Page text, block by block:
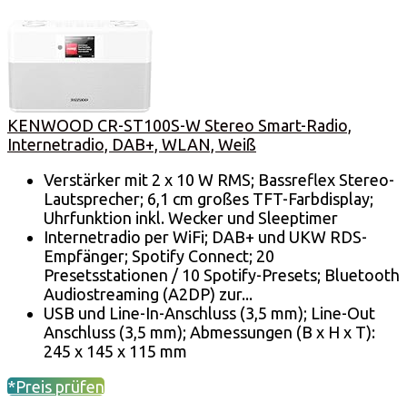
KENWOOD CR-ST100S-W Stereo Smart-Radio,
Internetradio, DAB+, WLAN, Weiß
Verstärker mit 2 x 10 W RMS; Bassreflex Stereo-
Lautsprecher; 6,1 cm großes TFT-Farbdisplay;
Uhrfunktion inkl. Wecker und Sleeptimer
Internetradio per WiFi; DAB+ und UKW RDS-
Empfänger; Spotify Connect; 20
Presetsstationen / 10 Spotify-Presets; Bluetooth
Audiostreaming (A2DP) zur...
USB und Line-In-Anschluss (3,5 mm); Line-Out
Anschluss (3,5 mm); Abmessungen (B x H x T):
245 x 145 x 115 mm
*Preis prüfen